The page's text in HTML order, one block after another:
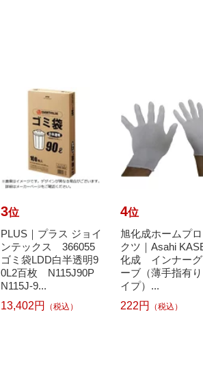
3位
PLUS｜プラス ジョイ
ンテックス 366055
ゴミ袋LDD白半透明9
0L2百枚 N115J90P
N115J-9...
13,402円
（税込）
4位
旭化成ホームプ
クツ｜Asahi
化成 インナー
ーブ（薄手指有
イプ）...
222円
（税込）